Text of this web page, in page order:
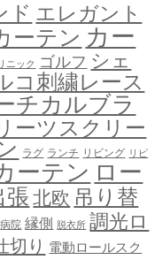
ド エレガント
ーテン カー
ニック ゴルフ シェ
コ刺繍レース
チカルブラ
ーツスクリー
ラグ ランチ リビング リピ
ーテン ロー
張 北欧 吊り替
病院 縁側 脱衣所 調光ロ
切り 電動ロールスク